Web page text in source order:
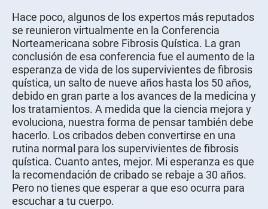
Hace poco, algunos de los expertos más reputados
se reunieron virtualmente en la Conferencia
Norteamericana sobre Fibrosis Quística. La gran
conclusión de esa conferencia fue el aumento de la
esperanza de vida de los supervivientes de fibrosis
quística, un salto de nueve años hasta los 50 años,
debido en gran parte a los avances de la medicina y
los tratamientos. A medida que la ciencia mejora y
evoluciona, nuestra forma de pensar también debe
hacerlo. Los cribados deben convertirse en una
rutina normal para los supervivientes de fibrosis
quística. Cuanto antes, mejor. Mi esperanza es que
la recomendación de cribado se rebaje a 30 años.
Pero no tienes que esperar a que eso ocurra para
escuchar a tu cuerpo.